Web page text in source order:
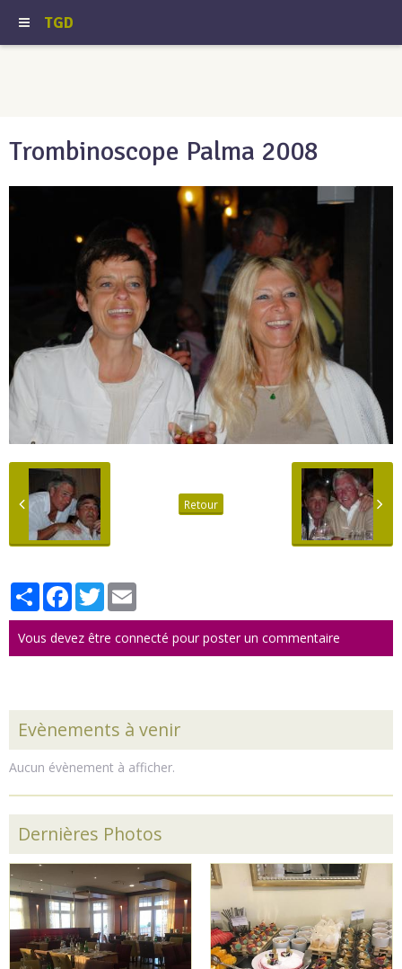
TGD
Trombinoscope Palma 2008
Retour
PartagerFacebook
Twitter
Vous devez être connecté pour poster un commentaire
Evènements à venir
Aucun évènement à afficher.
Dernières Photos